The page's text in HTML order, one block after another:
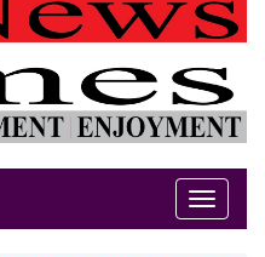
Toggle